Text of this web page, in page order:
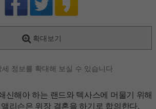
확대보기
세 정보를 확대해 보실 수 있습니다
신해아 하는 랜드와 텍사스에 머물기 위해
리슨은 위장 결혼을 하기로 합의한다.